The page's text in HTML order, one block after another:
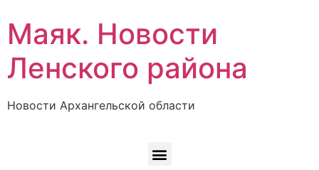
Маяк. Новости
Ленского района
Новости Архангельской области